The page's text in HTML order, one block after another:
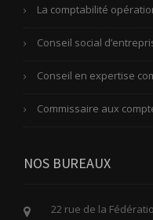
La comptabilité
Conseil social
Conseil en expertise
Commissaire aux
NOS BUREAUX
22 rue de la